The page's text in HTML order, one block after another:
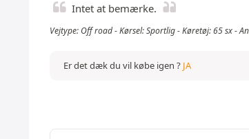
Intet at bemærke.
Vejtype: Off road - Kørsel: Sportlig - Køretøj: 65 sx -
Er det dæk du vil købe igen ? JA